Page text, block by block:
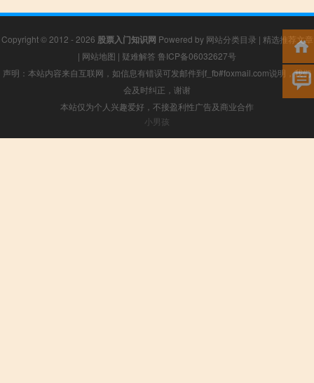
Copyright © 2012 - 2026 股票入门知识网 Powered by 网站分类目录 | 精选推荐文章
| 网站地图 | 疑难解答 鲁ICP备06032627号
声明：本站内容来自互联网，如信息有错误可发邮件到f_fb#foxmail.com说明，我们
会及时纠正，谢谢
本站仅为个人兴趣爱好，不接盈利性广告及商业合作
小男孩